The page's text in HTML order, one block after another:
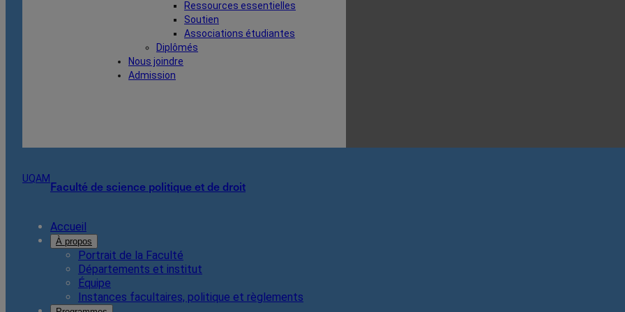
Ressources essentielles
Soutien
Associations étudiantes
Diplômés
Nous joindre
Admission
UQAMFaculté de science politique et de droit
Accueil
À propos
Portrait de la Faculté
Départements et institut
Équipe
Instances facultaires, politique et règlements